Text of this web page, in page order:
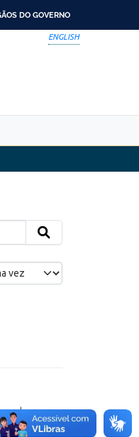
DO GOVERNO
ENGLISH
cada